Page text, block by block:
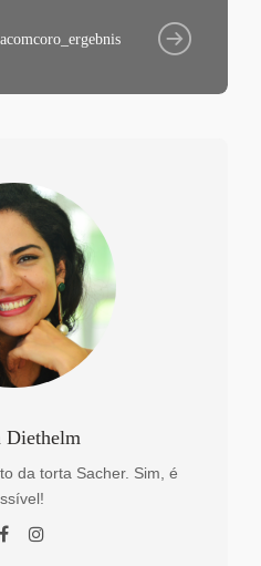
Diethelm
da torta Sacher. Sim, é